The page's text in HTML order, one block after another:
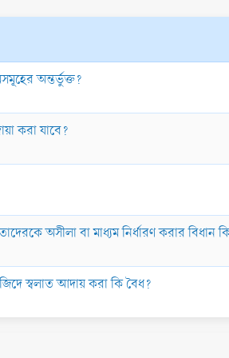
অন্তর্ভুক্ত?
করা যাবে?
অসীলা বা মাধ্যম নির্ধারণ করার বিধান
স্বলাত আদায় করা কি বৈধ?